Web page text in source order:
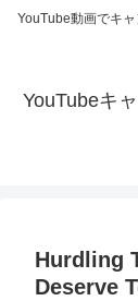
YouTube動画でキ
YouTubeキ
Hurdling
Deserve